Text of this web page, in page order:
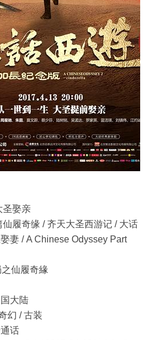
娶亲
奇缘 / 齐天大圣西游记 / 大话
妻 / A Chinese Odyssey Part
仙履奇緣
大陆
/ 古装
话